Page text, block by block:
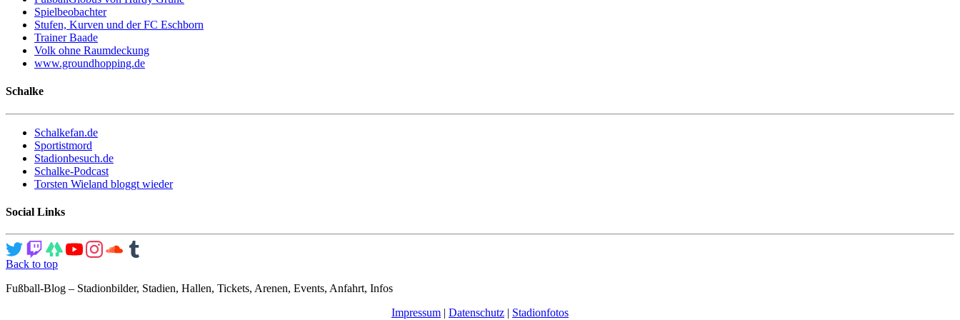
Spielbeobachter
Stufen, Kurven und der FC Eschborn
Trainer Baade
Volk ohne Raumdeckung
www.groundhopping.de
Schalke
Schalkefan.de
Sportistmord
Stadionbesuch.de
Schalke-Podcast
Torsten Wieland bloggt wieder
Social Links
Back to top
Fußball-Blog – Stadionbilder, Stadien, Hallen, Tickets, Arenen, Events, Anfahrt, Infos
Impressum | Datenschutz | Stadionfotos